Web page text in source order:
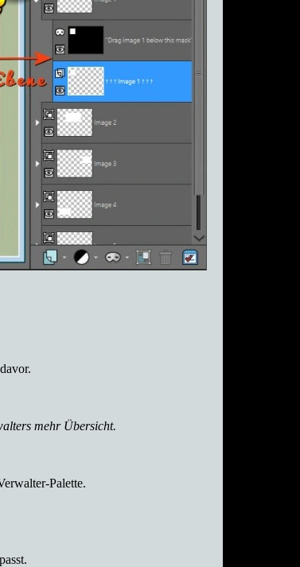
mehr Übersicht.
Palette.